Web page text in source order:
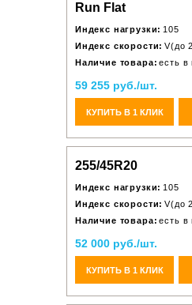
Run Flat
Индекс нагрузки: 105
Индекс скорости: V(до
Наличие товара: есть в
59 255 руб./шт.
КУПИТЬ В 1 КЛИК
255/45R20
Индекс нагрузки: 105
Индекс скорости: V(до
Наличие товара: есть в
52 000 руб./шт.
КУПИТЬ В 1 КЛИК